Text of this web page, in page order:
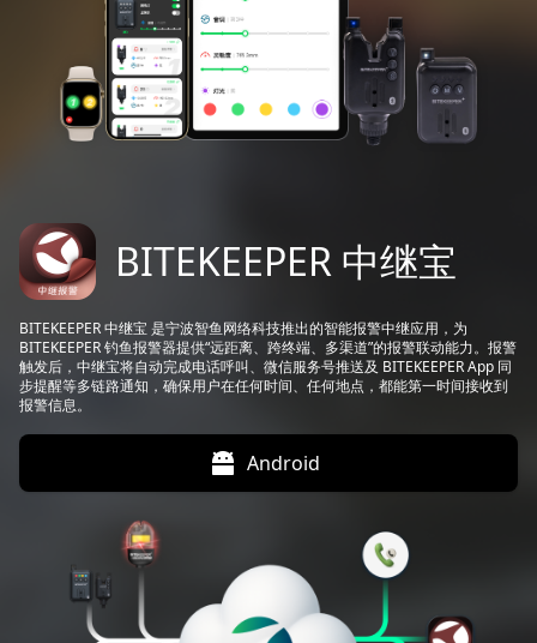
BITEKEEPER 中继宝
BITEKEEPER 中继宝 是宁波智鱼网络科技推出的智能报警中继应用，为
BITEKEEPER 钓鱼报警器提供“远距离、跨终端、多渠道”的报警联动能力。报警
触发后，中继宝将自动完成电话呼叫、微信服务号推送及 BITEKEEPER App 同
步提醒等多链路通知，确保用户在任何时间、任何地点，都能第一时间接收到
报警信息。
Android